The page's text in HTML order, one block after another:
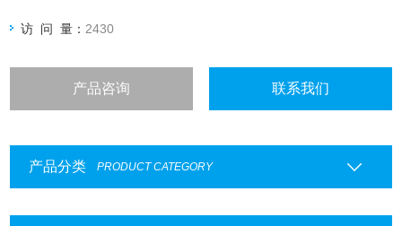
访 问 量： 2430
产品咨询 联系我们
产品分类 PRODUCT CATEGORY